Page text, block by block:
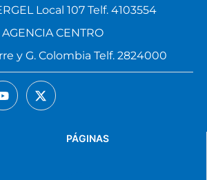
PÁGINAS
Local 107 Telf. 4103554
AGENCIA CENTRO
y G. Colombia Telf. 2824000